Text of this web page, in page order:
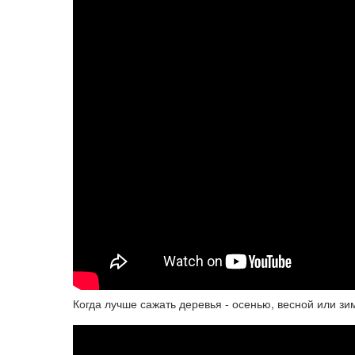
Когда лучше сажать деревья - осенью, весной или